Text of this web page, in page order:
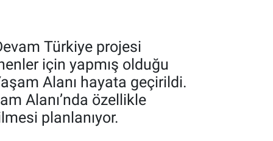
Türkiye projesi
için yapmış olduğu
Alanı hayata geçirildi.
Alanı’nda özellikle
planlanıyor.